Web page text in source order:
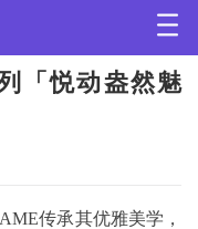
「悦动盎然魅
传承其优雅美学，